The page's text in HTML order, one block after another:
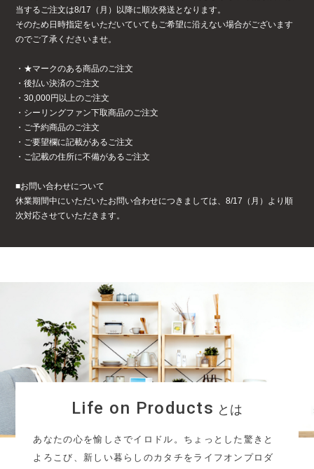
アウトレット
当するご注文は8/17（月）以降に順次発送となります。
そのため日時指定をいただいていてもご希望に沿えない場合がございます
のでご了承くださいませ。
・★マークのある商品のご注文
・後払い決済のご注文
・30,000円以上のご注文
・シーリングファン下取商品のご注文
・ご予約商品のご注文
・ご要望欄に記載があるご注文
・ご記載の住所に不備があるご注文
■お問い合わせについて
休業期間中にいただいたお問い合わせにつきましては、8/17（月）より順
次対応させていただきます。
Life on Products とは
あなたの心を愉しさでイロドル。ちょっとした驚きと
よろこび、新しい暮らしのカタチをライフオンプロダ